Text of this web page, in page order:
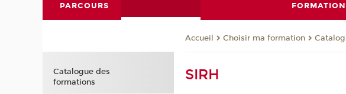
PARCOURS
FORMATION
Accueil Choisir ma formation
SIRH
Catalogue des
formations